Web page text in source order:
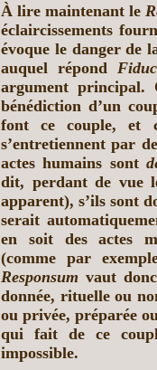
À lire maintenant le
éclaircissements
évoque le danger de
auquel répond
argument principal.
bénédiction d’un
font ce couple, et
s’entretiennent par
actes humains sont
dit, perdant de vue
apparent), s’ils sont
serait
en soit des actes
(comme par
Responsum vaut
donnée, rituelle ou
ou privée, préparée
qui fait de ce
impossible.